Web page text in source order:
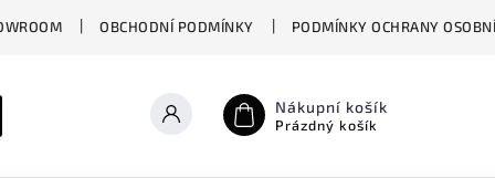
OBCHODNÍ PODMÍNKY PODMÍNKY OCHRANY
Nákupní košík
Prázdný košík